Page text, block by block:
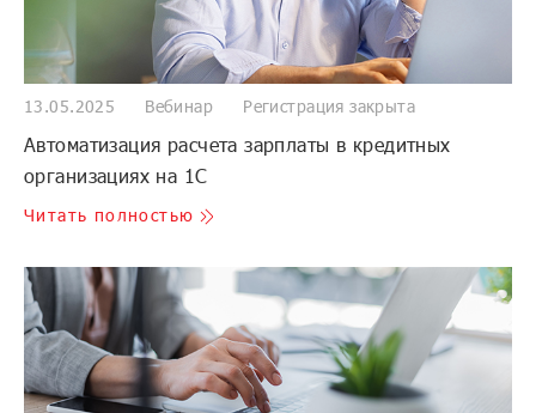
13.05.2025 Вебинар Регистрация закрыта
Автоматизация расчета зарплаты в кредитных
организациях на 1С
Читать полностью